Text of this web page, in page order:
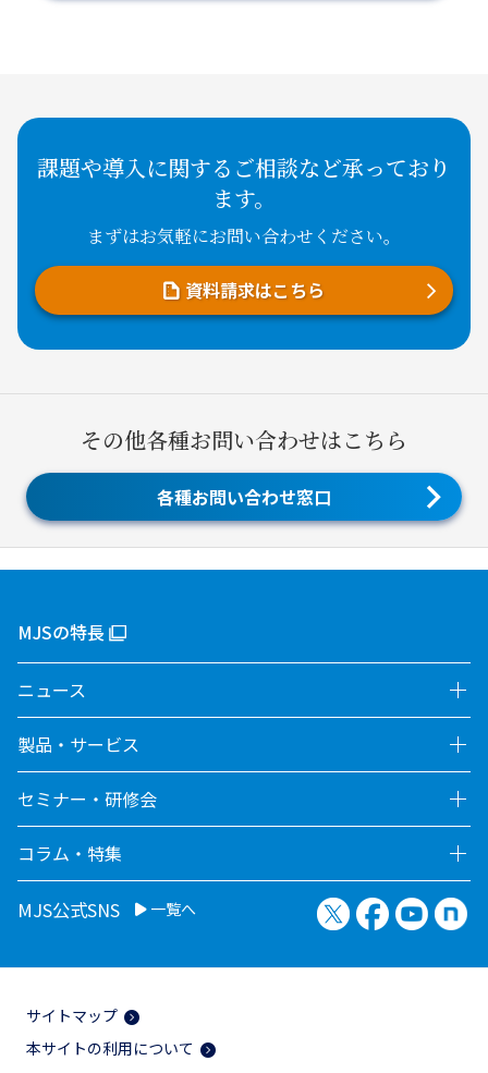
課題や導入に関するご相談など承っており
ます。
まずはお気軽にお問い合わせください。
資料請求はこちら
その他各種お問い合わせはこちら
各種お問い合わせ窓口
MJSの特長
ニュース
製品・サービス
セミナー・研修会
コラム・特集
MJS公式SNS 一覧へ X（旧Twitter）
Facebook
サイトマップ
本サイトの利用について